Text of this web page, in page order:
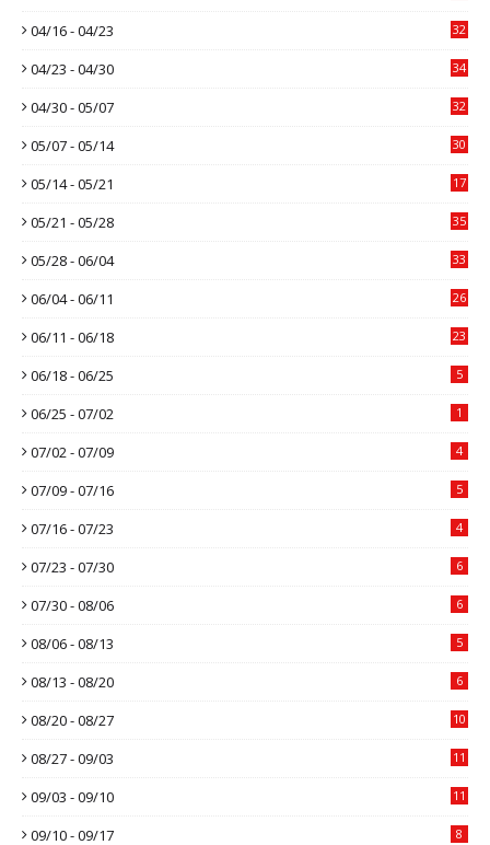
04/16 - 04/23 32
04/23 - 04/30 34
04/30 - 05/07 32
05/07 - 05/14 30
05/14 - 05/21 17
05/21 - 05/28 35
05/28 - 06/04 33
06/04 - 06/11 26
06/11 - 06/18 23
06/18 - 06/25 5
06/25 - 07/02 1
07/02 - 07/09 4
07/09 - 07/16 5
07/16 - 07/23 4
07/23 - 07/30 6
07/30 - 08/06 6
08/06 - 08/13 5
08/13 - 08/20 6
08/20 - 08/27 10
08/27 - 09/03 11
09/03 - 09/10 11
09/10 - 09/17 8